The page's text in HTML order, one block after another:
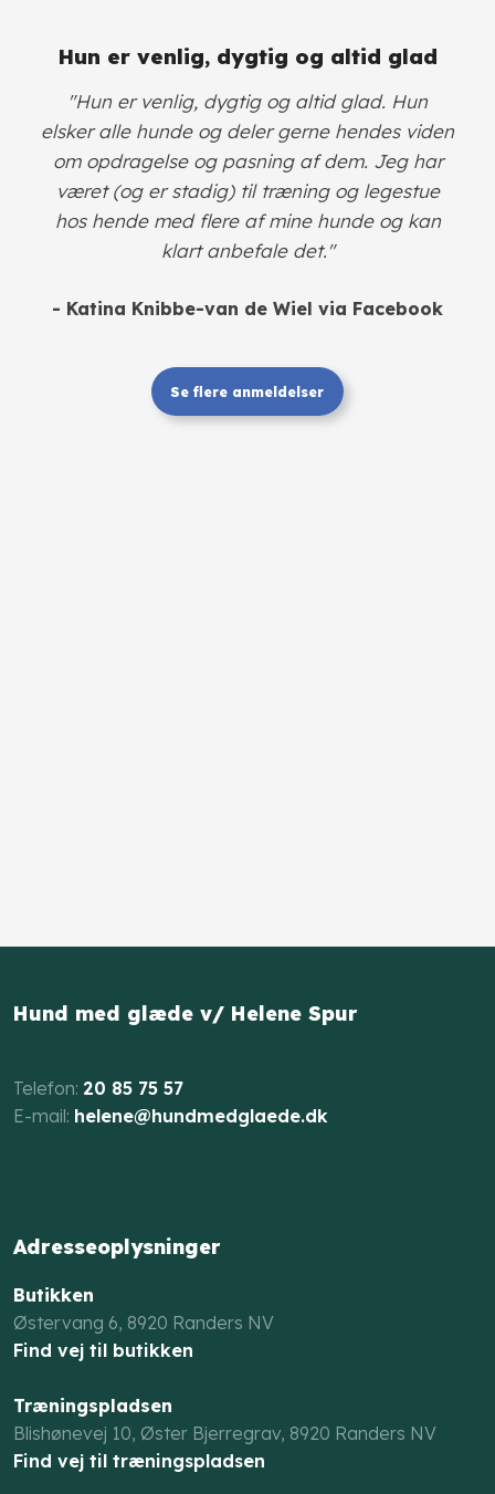
Hun er venlig, dygtig og altid glad
"Hun er venlig, dygtig og altid glad. Hun
elsker alle hunde og deler gerne hendes viden
om opdragelse og pasning af dem. Jeg har
været (og er stadig) til træning og legestue
hos hende med flere af mine hunde og kan
klart anbefale det."
- Katina Knibbe-van de Wiel via Facebook
Se flere anmeldelser​
Hund med glæde v/ Helene Spur
​Telefon: 20 85 75 57
E-mail: ​ helene@hundmedglaede.dk
Adresseoplysninger
Butikken
Østervang 6, 8920 Randers NV​​
Find vej til butikken
Træningspladsen
Blishønevej 10, Øster Bjerregrav, 8920 Randers NV
Find vej til træningspladsen